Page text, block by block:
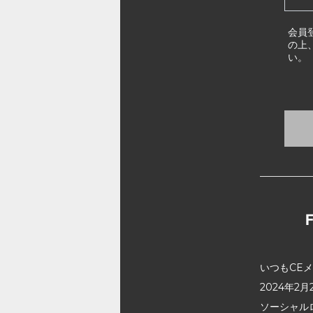
会員
の上
い。
いつもCE
2024年2月
ソーシャ